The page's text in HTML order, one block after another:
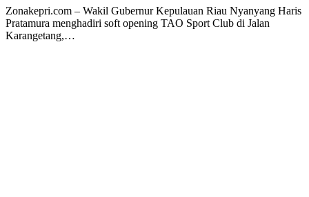
Zonakepri.com – Wakil Gubernur Kepulauan Riau Nyanyang Haris
Pratamura menghadiri soft opening TAO Sport Club di Jalan
Karangetang,…